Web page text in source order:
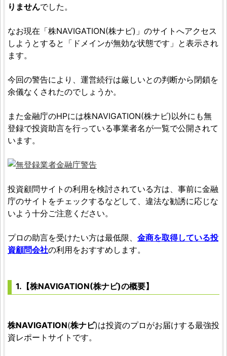
りませんでした。
なお現在「株NAVIGATION(株ナビ)」のサイトへアクセス
しようとすると「ドメインが無効な状態です」と表示され
ます。
今回の警告により、運営続行は厳しいとの判断から閉鎖を
余儀なくされたのでしょうか。
また金融庁のHPには株NAVIGATION(株ナビ)以外にも無
登録で投資助言を行っている事業者名が一覧で公開されて
います。
投資顧問サイトの利用を検討されている方は、事前に金融
庁のサイトをチェックするなどして、違法な勧誘に応じな
いよう十分ご注意ください。
プロの助言を受けたい方は最低限、 金商を取得している投
資顧問会社の利用をおすすめします。
1.【株NAVIGATION(株ナビ)の概要】
株NAVIGATION(株ナビ)は投資のプロがお届けする最強投
資レポートサイトです。